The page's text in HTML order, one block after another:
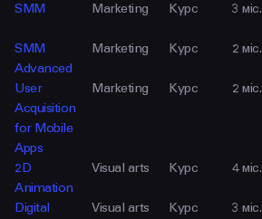
SMM Marketing Курс 3 міс.
SMM
Advanced
Marketing Курс 2 міс.
User
Acquisition
for Mobile
Apps
Marketing Курс 2 міс.
2D
Animation
Visual arts Курс 4 міс.
Digital
Visual arts Курс 3 міс.